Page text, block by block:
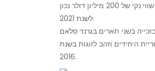
המספר השלישי הנוכחי בטניס ומחזיק בתואר הגדול פי 20 בגראנד סלאם צבר שווי נקי של 200 מיליון דולר נכון
לשנת 2021.
היחידים וזהב לזוגות בשנת
2016.